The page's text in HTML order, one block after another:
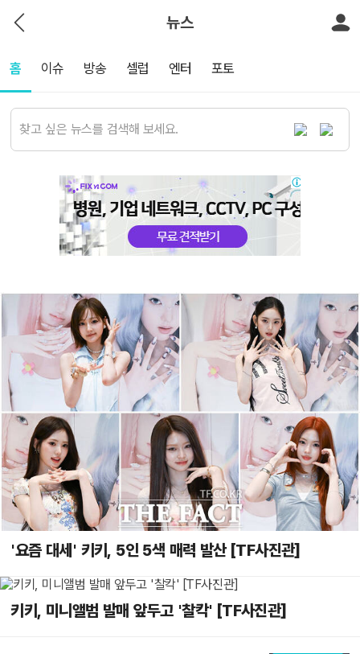
뉴스
홈 이슈 방송 셀럽 엔터 포토
'요즘 대세' 키키, 5인 5색 매력 발산 [TF사진관]
키키, 미니앨범 발매 앞두고 '찰칵' [TF사진관]